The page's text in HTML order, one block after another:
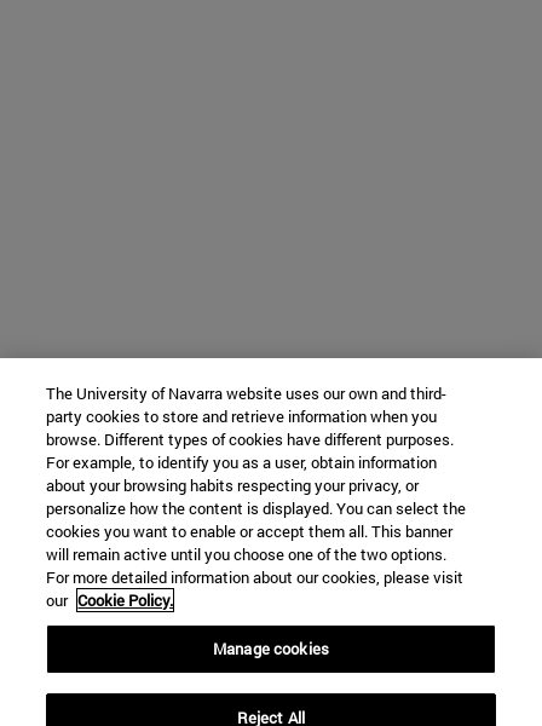
The University of Navarra website uses our own and third-
party cookies to store and retrieve information when you
browse. Different types of cookies have different purposes.
For example, to identify you as a user, obtain information
about your browsing habits respecting your privacy, or
personalize how the content is displayed. You can select the
cookies you want to enable or accept them all. This banner
will remain active until you choose one of the two options.
For more detailed information about our cookies, please visit
our Cookie Policy.
Manage cookies
Reject All